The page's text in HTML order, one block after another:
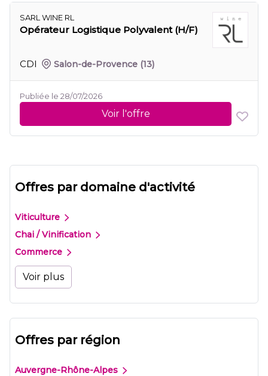
SARL WINE RL
Opérateur Logistique Polyvalent (H/F)
CDI Salon-de-Provence (13)
Publiée le 28/07/2026
Voir l'offre
Offres par domaine d'activité
Viticulture
Chai / Vinification
Commerce
Voir plus
Offres par région
Auvergne-Rhône-Alpes